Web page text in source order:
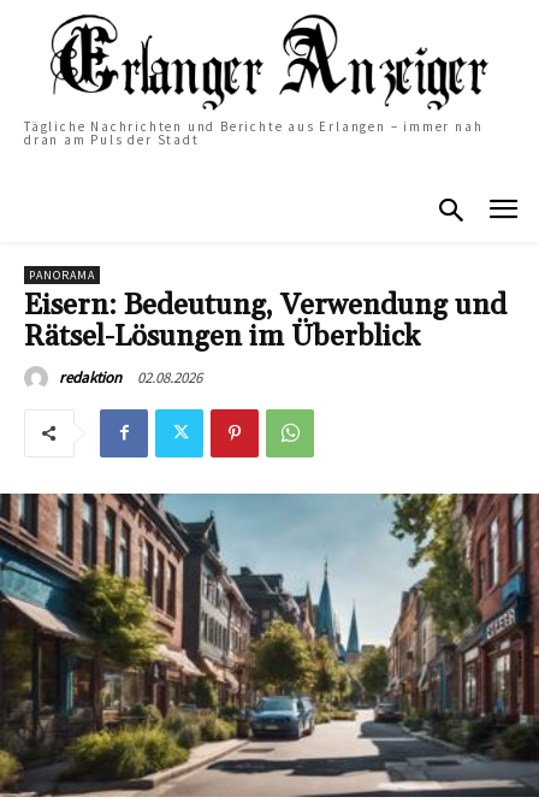
Tägliche Nachrichten und Berichte aus Erlangen – immer nah
dran am Puls der Stadt
PANORAMA
Eisern: Bedeutung, Verwendung und
Rätsel-Lösungen im Überblick
redaktion 02.08.2026